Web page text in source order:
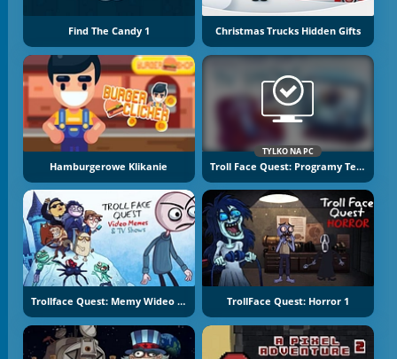
Find The Candy 1 Christmas Trucks Hidden Gifts
Hamburgerowe Klikanie
TYLKO NA PC
Troll Face Quest: Programy Telewizyjne
Trollface Quest: Memy Wideo I Programy TV TrollFace Quest: Horror 1